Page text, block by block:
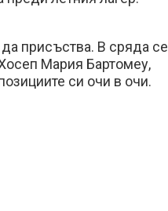
присъства. В сряда се
Мария Бартомеу,
си очи в очи.